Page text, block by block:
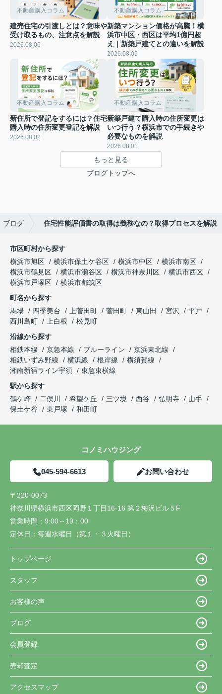
不動産購入コラム
建売住宅の引渡しとは？意味や
受け取るもの、注意点を解説
2026.08.06
不動産購入コラム
新築マンション価格が高騰！横
浜市中区・西区は平均1億円超
え｜新築戸建てとの違いを解説
2026.08.05
不動産購入コラム
新住所で登記をするには？住宅
購入時の住所変更登記を解説
2026.08.02
不動産購入コラム
新築戸建て購入時の住所変更は
いつ行う？横浜市での手続きや
必要なものを解説
2026.08.01
もっと見る
ブログトップへ
ブログ 住宅性能評価書の取得は義務なの？取得プロセスを解説
市区町村から探す
横浜市旭区
横浜市保土ケ谷区 横浜市中区
横浜市南区
横浜市鶴見区
横浜市瀬谷区 横浜市神奈川区
横浜市西区
横浜市戸塚区
横浜市都筑区
町名から探す
馬場
四季美台 上菅田町 菅田町 東山田 宮沢
平戸
西川島町
上白根
松見町
沿線から探す
相鉄本線
京急本線 ブルーライン
京浜東北線
相鉄いずみ野線
横浜線 根岸線
横須賀線
湘南新宿ライン宇須
東急東横線
駅から探す
鶴ケ峰
二俣川 希望ケ丘 三ツ境 西谷 弘明寺
山手
保土ケ谷
東戸塚 和田町
コノミハウジング
045-594-6613 お問い合わせ
〒220-0073
神奈川県横浜市西区岡野１丁目16-16 第２梅沢ビル５F
営業時間： 9:00～19：00
定休日： 毎週水曜日（第１・３火曜日）
トップページ
スタッフ
お客様の声
ブログ
会員登録
売却査定
アクセスマップ